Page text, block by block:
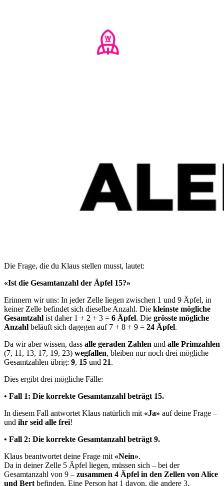
Die Frage, die du Klaus stellen musst, lautet:
«Ist die Gesamtanzahl der Äpfel 15?»
Erinnern wir uns: In jeder Zelle liegen zwischen 1 und 9 Äpfel, in
keiner Zelle befindet sich dieselbe Anzahl. Die kleinste mögliche
Gesamtzahl ist daher 1 + 2 + 3 = 6 Äpfel. Die grösste mögliche
Anzahl beläuft sich dagegen auf 7 + 8 + 9 = 24 Äpfel.
Da wir aber wissen, dass alle geraden Zahlen und alle Primzahlen
(7, 11, 13, 17, 19, 23) wegfallen, bleiben nur noch drei mögliche
Gesamtzahlen übrig: 9, 15 und 21.
Dies ergibt drei mögliche Fälle:
• Fall 1: Die korrekte Gesamtanzahl beträgt 15.
In diesem Fall antwortet Klaus natürlich mit «Ja» auf deine Frage –
und ihr seid alle frei!
• Fall 2: Die korrekte Gesamtanzahl beträgt 9.
Klaus beantwortet deine Frage mit «Nein».
Da in deiner Zelle 5 Äpfel liegen, müssen sich – bei der
Gesamtanzahl von 9 – zusammen 4 Äpfel in den Zellen von Alice
und Bert befinden. Eine Person hat 1 davon, die andere 3.